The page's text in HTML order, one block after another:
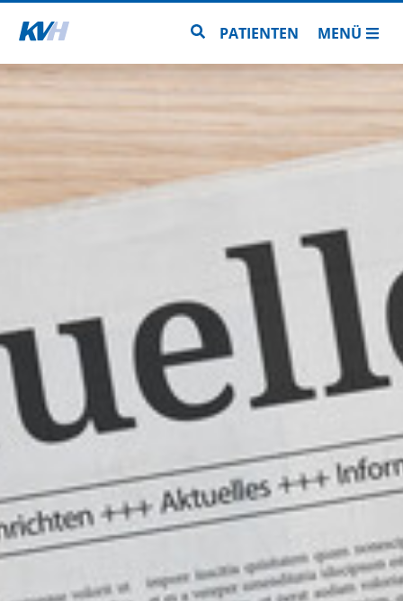
Zur Startseite Zur Seitensuche
PATIENTEN MENÜ